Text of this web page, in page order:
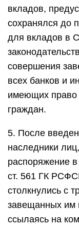
вкладов,
сохранялся до
для вкладов в
совершения
всех банков и
имеющих право
граждан.
5. После
наследники
распоряжение
ст. 561 ГК
столкнулись с
завещанных им
ссылаясь на